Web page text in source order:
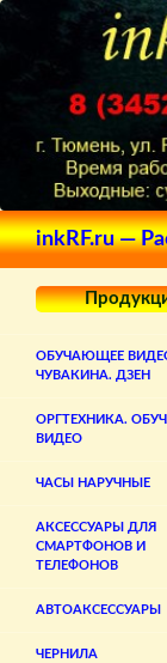
inkRF.ru —
Поиск
ОБУЧАЮЩЕЕ
ЧУВАКИНА. ДЗЕН
ОРГТЕХНИКА.
ВИДЕО
ЧАСЫ НАРУЧНЫЕ
АКСЕССУАРЫ ДЛЯ
СМАРТФОНОВ И
ТЕЛЕФОНОВ
АВТОАКСЕССУАРЫ
ЧЕРНИЛА